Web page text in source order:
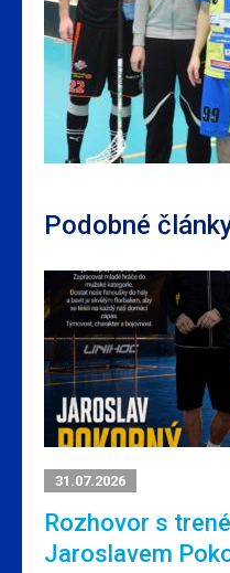
Podobné
31.07.2026
Rozhovor s
Jaroslavem